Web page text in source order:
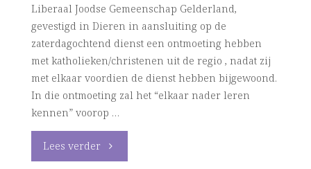
Liberaal Joodse Gemeenschap Gelderland,
gevestigd in Dieren in aansluiting op de
zaterdagochtend dienst een ontmoeting hebben
met katholieken/christenen uit de regio , nadat zij
met elkaar voordien de dienst hebben bijgewoond.
In die ontmoeting zal het “elkaar nader leren
kennen” voorop …
Lees verder "Dag